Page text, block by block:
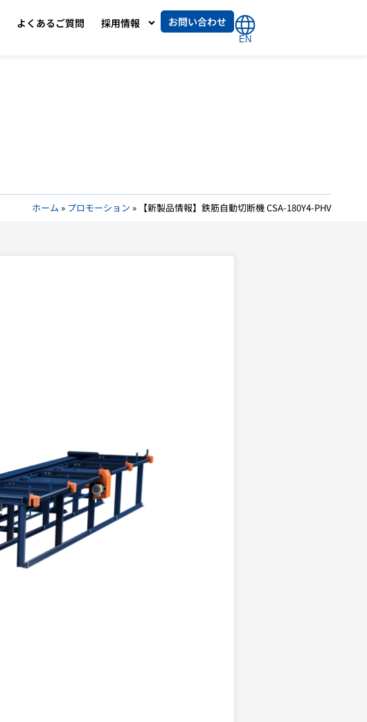
よくあるご質問 採用情報 お問い合わせ
EN
ホーム » プロモーション » 【新製品情報】鉄筋自動切断機 CSA-180Y4-PHV